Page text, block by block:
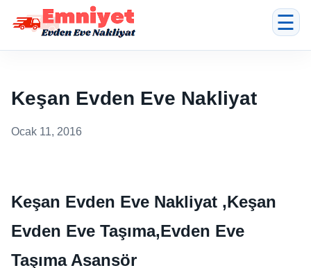
☰
Keşan Evden Eve Nakliyat
Ocak 11, 2016
Keşan Evden Eve Nakliyat ,Keşan
Evden Eve Taşıma,Evden Eve
Taşıma Asansör